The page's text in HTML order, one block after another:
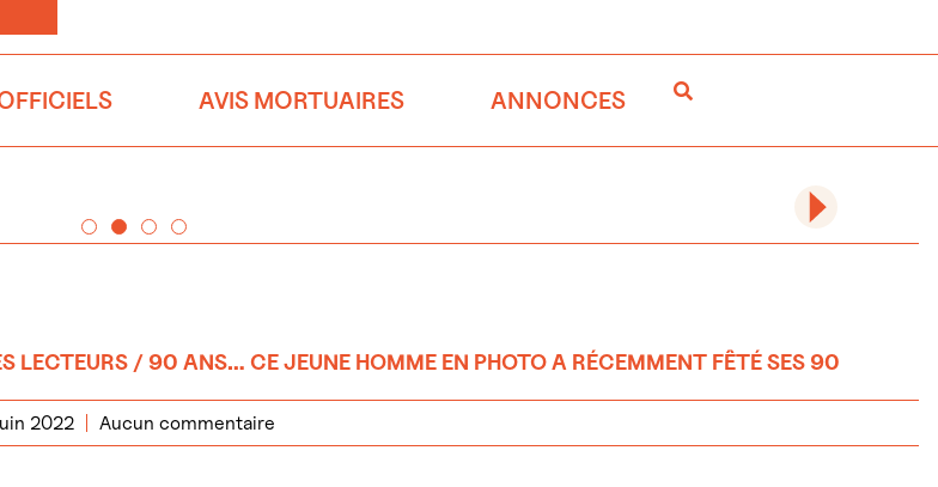
AVIS MORTUAIRES ANNONCES
LECTEURS / 90 ANS… CE JEUNE HOMME EN PHOTO A RÉCEMMENT FÊTÉ SES 90
2022 Aucun commentaire